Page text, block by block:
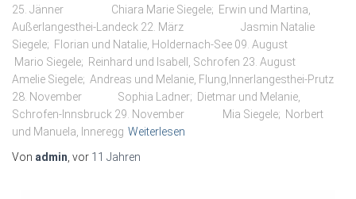
25. Jänner Chiara Marie Siegele; Erwin und Martina,
Außerlangesthei-Landeck 22. März Jasmin Natalie
Siegele; Florian und Natalie, Holdernach-See 09. August
Mario Siegele; Reinhard und Isabell, Schrofen 23. August
Amelie Siegele; Andreas und Melanie, Flung,Innerlangesthei-Prutz
28. November Sophia Ladner; Dietmar und Melanie,
Schrofen-Innsbruck 29. November Mia Siegele; Norbert
und Manuela, Inneregg Weiterlesen
Von admin, vor 11 Jahren